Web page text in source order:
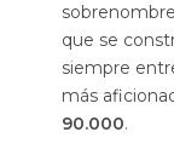
que se
siempre
más
90.000.